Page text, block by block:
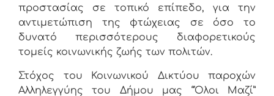
προστασίας σε τοπικό επίπεδο, για την
αντιμετώπιση της φτώχειας σε όσο το
δυνατό περισσότερους διαφορετικούς
τομείς κοινωνικής ζωής των πολιτών.
Στόχος του Κοινωνικού Δικτύου παροχών
Αλληλεγγύης
του Δήμου μας “Όλοι Μαζί”